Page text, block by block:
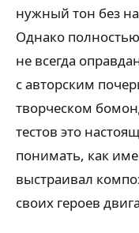
нужный тон без
Однако
не всегда
с авторским
творческом
тестов это
понимать, как
выстраивал
своих героев